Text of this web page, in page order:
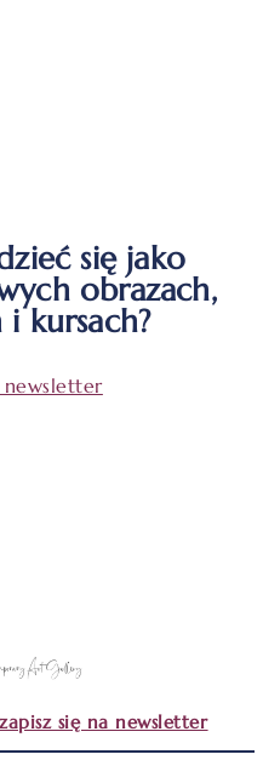
się jako
obrazach,
kursach?
newsletter
się na newsletter